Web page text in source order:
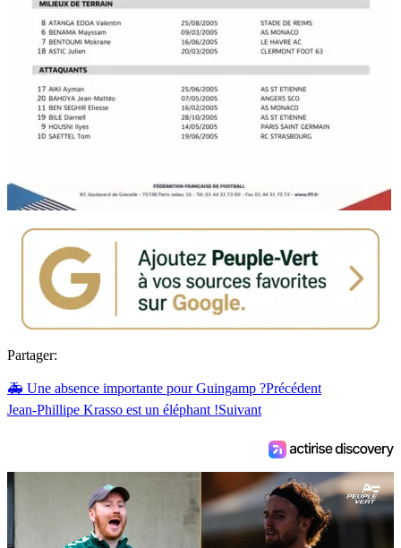
Partager:
🚑 Une absence importante pour Guingamp ?Précédent
Jean-Phillipe Krasso est un éléphant !Suivant